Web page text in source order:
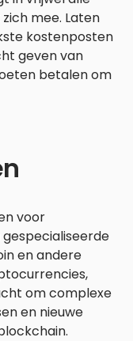
mee. Laten
kostenposten
geven van
betalen om
voor
en andere
om complexe
en nieuwe